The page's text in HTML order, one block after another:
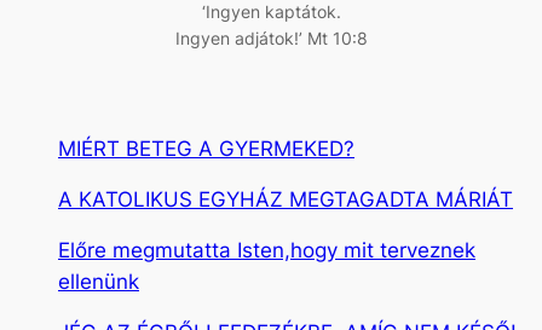
‘Ingyen kaptátok.
Ingyen adjátok!’ Mt 10:8
MIÉRT BETEG A GYERMEKED?
A KATOLIKUS EGYHÁZ MEGTAGADTA MÁRIÁT
Előre megmutatta Isten,hogy mit terveznek
ellenünk